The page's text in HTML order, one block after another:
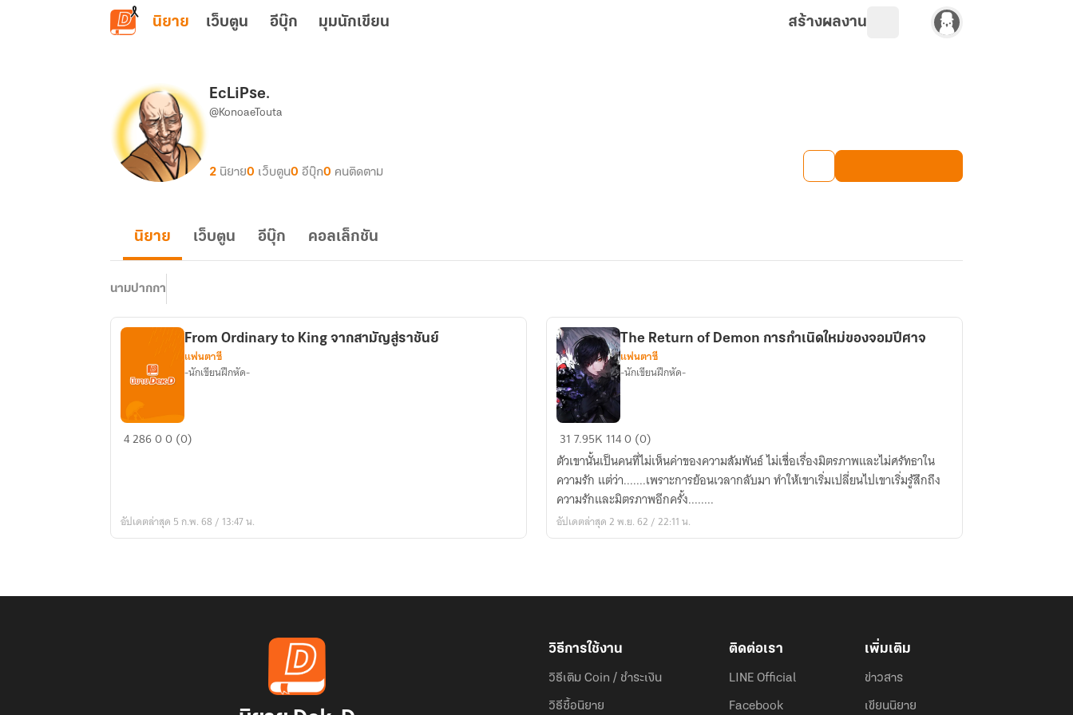
ข้ามไปยังเนื้อหาหลัก
นิยาย เว็บตูน อีบุ๊ก มุมนักเขียน สร้างผลงาน
EcLiPse.
@KonoaeTouta
2 นิยาย0 เว็บตูน0 อีบุ๊ก0 คนติดตาม
นิยาย เว็บตูน อีบุ๊ก คอลเล็กชัน
นามปากกา
From
สามัญ
From Ordinary to King จากสามัญสู่ราชันย์
แฟนตาซี
-นักเขียนฝึกหัด-
428600 (0)
อัปเดตล่าสุด 5 ก.พ. 68 / 13:47 น.
The
Return
of
Demon
การ
กำเนิด
The Return of Demon การกำเนิดใหม่ของจอมปีศาจ
แฟนตาซี
-นักเขียนฝึกหัด-
317.95K 1140 (0)
ตัวเขานั้นเป็นคนที่ไม่เห็นค่าของความสัมพันธ์ ไม่เชื่อเรื่องมิตรภาพและไม่ศรัทธาใน
ความรัก แต่ว่า.......เพราะการย้อนเวลากลับมา ทำให้เขาเริ่มเปลี่ยนไปเขาเริ่มรู้สึกถึง
ความรักและมิตรภาพอีกครั้ง........
อัปเดตล่าสุด 2 พ.ย. 62 / 22:11 น.
วิธีการใช้งาน
วิธีเติม Coin / ชำระเงิน
วิธีซื้อนิยาย
ติดต่อเรา
LINE Official
Facebook
เพิ่มเติม
ข่าวสาร
เขียนนิยาย